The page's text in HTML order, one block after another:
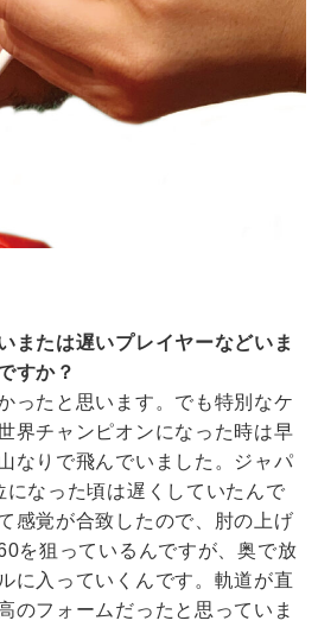
または遅いプレイヤーなどいま
すか？
ったと思います。でも特別なケ
界チャンピオンになった時は早
なりで飛んでいました。ジャパ
になった頃は遅くしていたんで
感覚が合致したので、肘の上げ
を狙っているんですが、奥で放
に入っていくんです。軌道が直
のフォームだったと思っていま